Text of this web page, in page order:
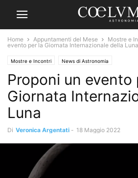
Home Appuntamenti del Mese Mostre e
evento per la Giornata Internazionale della Luna
Mostre e Incontri News di Astronomia
Proponi un evento
Giornata
Luna
Di Veronica Argentati - 18 Maggio 2022